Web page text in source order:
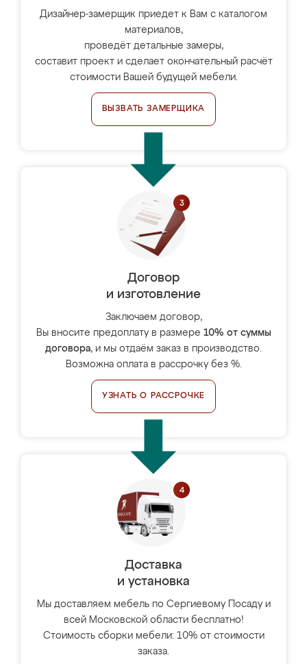
Дизайнер-замерщик приедет к Вам с каталогом
материалов,
проведёт детальные замеры,
составит проект и сделает окончательный расчёт
стоимости Вашей будущей мебели.
ВЫЗВАТЬ ЗАМЕРЩИКА
Договор
и изготовление
Заключаем договор,
Вы вносите предоплату в размере 10% от суммы
договора, и мы отдаём заказ в производство.
Возможна оплата в рассрочку без %.
УЗНАТЬ О РАССРОЧКЕ
Доставка
и установка
Мы доставляем мебель по Сергиевому Посаду и
всей Московской области бесплатно!
Стоимость сборки мебели: 10% от стоимости
заказа.